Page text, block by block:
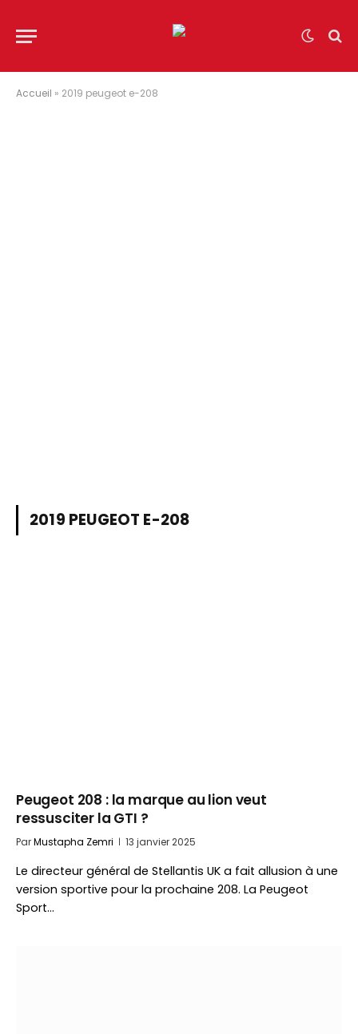
Accueil » 2019 peugeot e-208
2019 PEUGEOT E-208
Peugeot 208 : la marque au lion veut
ressusciter la GTI ?
ParMustapha Zemri 13 janvier 2025
Le directeur général de Stellantis UK a fait allusion à une
version sportive pour la prochaine 208. La Peugeot
Sport…